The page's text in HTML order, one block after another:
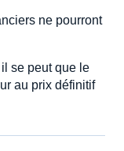
ne pourront
se peut que le
au prix définitif